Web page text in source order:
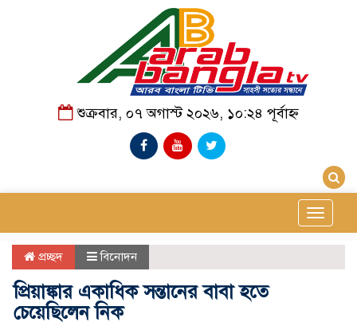
শুক্রবার, ০৭ অগাস্ট ২০২৬, ১০:২৪ পূর্বাহ্ন
Toggle
প্রচ্ছদ বিনোদন
প্রিয়াঙ্কার একাধিক সন্তানের বাবা হতে
চেয়েছিলেন নিক